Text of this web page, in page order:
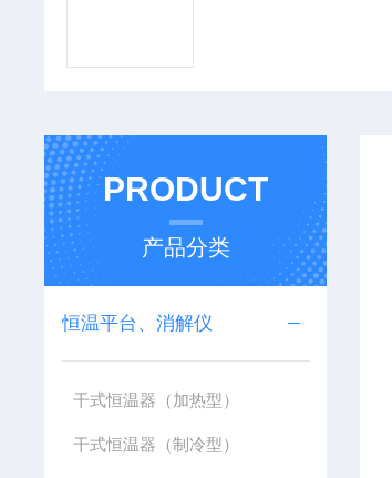
PRODUCT
产品分类
恒温平台、消解仪
干式恒温器（加热型）
干式恒温器（制冷型）